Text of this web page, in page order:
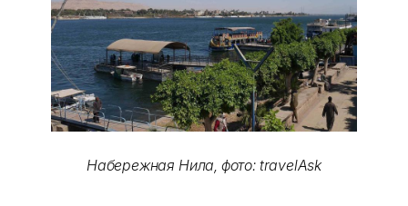
Набережная Нила, фото: travelAsk